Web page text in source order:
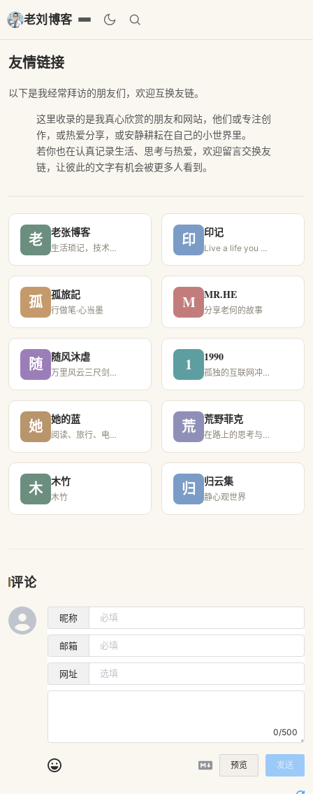
老刘博客
友情链接
以下是我经常拜访的朋友们，欢迎互换友链。
这里收录的是我真心欣赏的朋友和网站，他们或专注创
作，或热爱分享，或安静耕耘在自己的小世界里。
若你也在认真记录生活、思考与热爱，欢迎留言交换友
链，让彼此的文字有机会被更多人看到。
老 老张博客
生活琐记，技术折腾，乐在记录点滴与分享 印 印记
Live a life you will remember
孤 孤旅記
行做笔·心当墨 M MR.HE
分享老何的故事
随 随风沐虐
万里风云三尺剑，一庭花草半床书 1 1990
孤独的互联网冲浪大师
她 她的蓝
阅读、旅行、电影、音乐 荒 荒野菲克
在路上的思考与脚印
木 木竹
木竹 归 归云集
静心观世界
评论
昵称
邮箱
网址
0/500
预览 发送